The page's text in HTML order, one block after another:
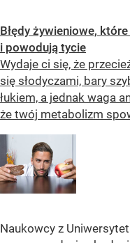
Błędy żywieniowe,
i powodują tycie
Wydaje ci się, że
się słodyczami, bary
łukiem, a jednak waga
że twój metabolizm
Naukowcy z